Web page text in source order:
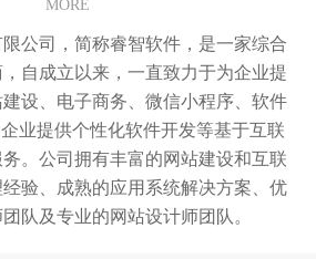
MORE
公司，简称睿智软件，是一家综合
自成立以来，一直致力于为企业提
设、电子商务、微信小程序、软件
业提供个性化软件开发等基于互联
。公司拥有丰富的网站建设和互联
验、成熟的应用系统解决方案、优
队及专业的网站设计师团队。